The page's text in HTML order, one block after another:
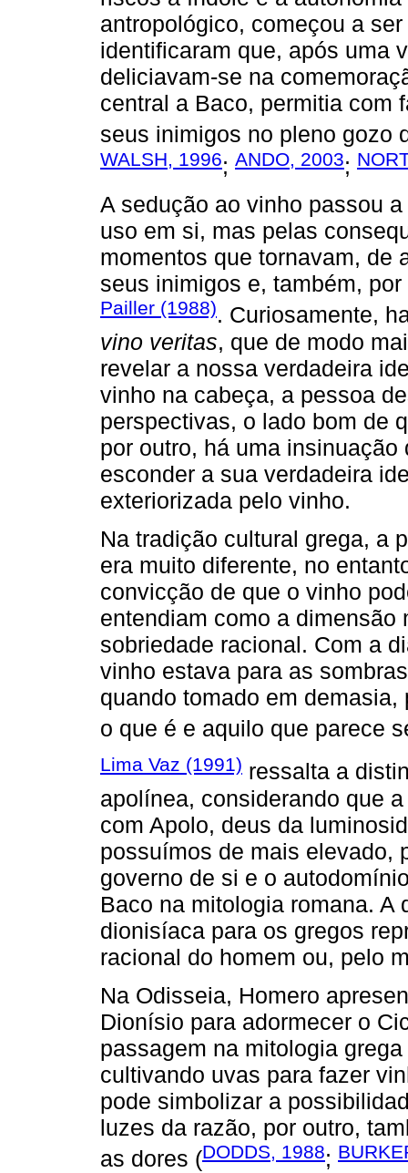
antropológico, começou a
identificaram que, após uma
deliciavam-se na
central a Baco, permitia com
seus inimigos no pleno gozo
WALSH, 1996; ANDO, 2003;
A sedução ao vinho passou
uso em si, mas pelas
momentos que tornavam, de
seus inimigos e, também,
Pailler (1988). Curiosamente,
vino veritas, que de modo
revelar a nossa verdadeira
vinho na cabeça, a pessoa
perspectivas, o lado bom de
por outro, há uma
esconder a sua verdadeira
exteriorizada pelo vinho.
Na tradição cultural grega, a
era muito diferente, no
convicção de que o vinho
entendiam como a dimensão
sobriedade racional. Com a
vinho estava para as
quando tomado em
o que é e aquilo que parece
Lima Vaz (1991) ressalta a
apolínea, considerando que
com Apolo, deus da
possuímos de mais elevado,
governo de si e o
Baco na mitologia romana. A
dionisíaca para os gregos
racional do homem ou, pelo
Na Odisseia, Homero
Dionísio para adormecer o
passagem na mitologia
cultivando uvas para fazer
pode simbolizar a
luzes da razão, por outro,
as dores (DODDS, 1988;